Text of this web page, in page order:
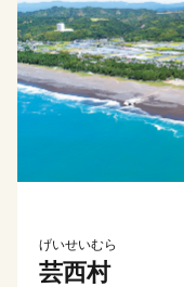
げいせいむら
芸西村